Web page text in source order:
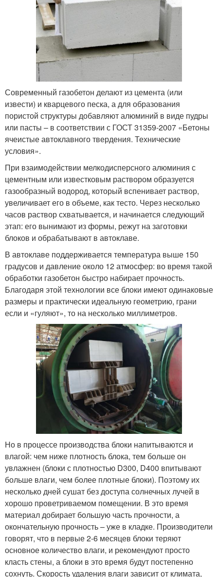
Современный газобетон делают из цемента (или
извести) и кварцевого песка, а для образования
пористой структуры добавляют алюминий в виде пудры
или пасты – в соответствии с ГОСТ 31359-2007 «Бетоны
ячеистые автоклавного твердения. Технические
условия».
При взаимодействии мелкодисперсного алюминия с
цементным или известковым раствором образуется
газообразный водород, который вспенивает раствор,
увеличивает его в объеме, как тесто. Через несколько
часов раствор схватывается, и начинается следующий
этап: его вынимают из формы, режут на заготовки
блоков и обрабатывают в автоклаве.
В автоклаве поддерживается температура выше 150
градусов и давление около 12 атмосфер: во время такой
обработки газобетон быстро набирает прочность.
Благодаря этой технологии все блоки имеют одинаковые
размеры и практически идеальную геометрию, грани
если и «гуляют», то на несколько миллиметров.
Но в процессе производства блоки напитываются и
влагой: чем ниже плотность блока, тем больше он
увлажнен (блоки с плотностью D300, D400 впитывают
больше влаги, чем более плотные блоки). Поэтому их
несколько дней сушат без доступа солнечных лучей в
хорошо проветриваемом помещении. В это время
материал добирает большую часть прочности, а
окончательную прочность – уже в кладке. Производители
говорят, что в первые 2-6 месяцев блоки теряют
основное количество влаги, и рекомендуют просто
класть стены, а блоки в это время будут постепенно
сохнуть. Скорость удаления влаги зависит от климата,